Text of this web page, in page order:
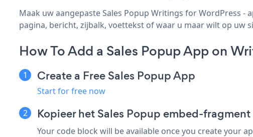
Maak uw aangepaste Sales Popup Writings for WordPress -
pagina, bericht, zijbalk, voettekst of waar u maar wilt op uw
How To Add a Sales Popup App on
Create a Free Sales Popup App
Start for free now
Kopieer het Sales Popup embed-
Your code block will be available once you create your